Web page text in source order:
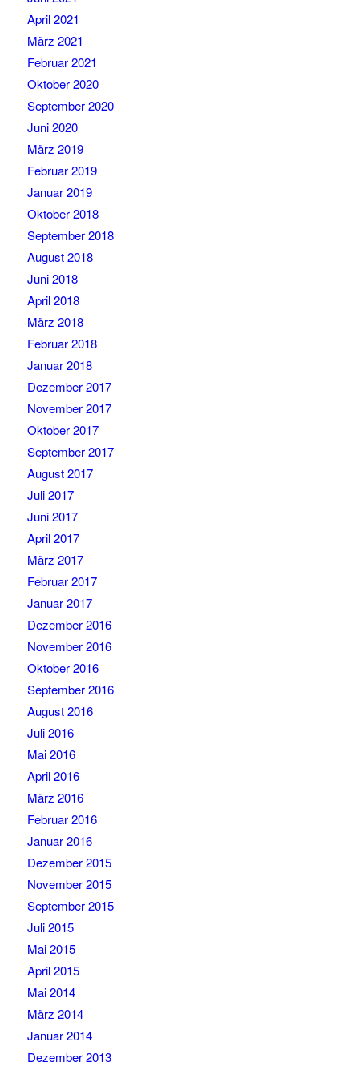
April 2021
März 2021
Februar 2021
Oktober 2020
September 2020
Juni 2020
März 2019
Februar 2019
Januar 2019
Oktober 2018
September 2018
August 2018
Juni 2018
April 2018
März 2018
Februar 2018
Januar 2018
Dezember 2017
November 2017
Oktober 2017
September 2017
August 2017
Juli 2017
Juni 2017
April 2017
März 2017
Februar 2017
Januar 2017
Dezember 2016
November 2016
Oktober 2016
September 2016
August 2016
Juli 2016
Mai 2016
April 2016
März 2016
Februar 2016
Januar 2016
Dezember 2015
November 2015
September 2015
Juli 2015
Mai 2015
April 2015
Mai 2014
März 2014
Januar 2014
Dezember 2013